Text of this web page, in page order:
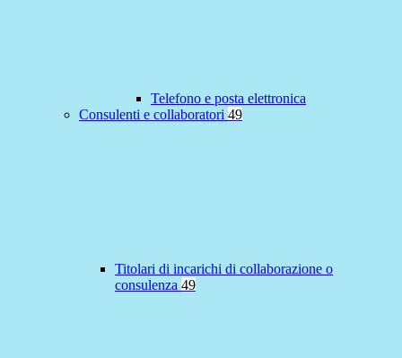
Telefono e posta elettronica
Consulenti e collaboratori 49
Titolari di incarichi di collaborazione o
consulenza 49